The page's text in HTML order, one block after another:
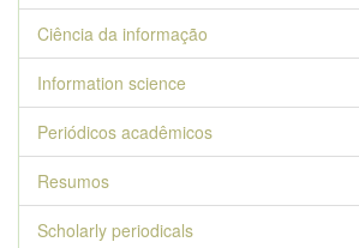
Ciência da informação
Information science
Periódicos acadêmicos
Resumos
Scholarly periodicals